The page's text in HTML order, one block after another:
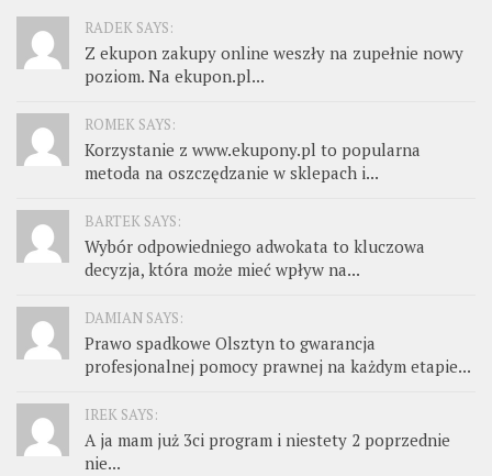
RADEK SAYS:
Z ekupon zakupy online weszły na zupełnie nowy
poziom. Na ekupon.pl...
ROMEK SAYS:
Korzystanie z www.ekupony.pl to popularna
metoda na oszczędzanie w sklepach i...
BARTEK SAYS:
Wybór odpowiedniego adwokata to kluczowa
decyzja, która może mieć wpływ na...
DAMIAN SAYS:
Prawo spadkowe Olsztyn to gwarancja
profesjonalnej pomocy prawnej na każdym etapie...
IREK SAYS:
A ja mam już 3ci program i niestety 2 poprzednie
nie...